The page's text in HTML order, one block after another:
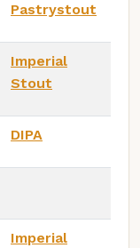
Pastrystout
Imperial
Stout
DIPA
Imperial